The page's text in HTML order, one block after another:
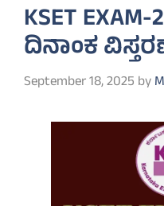
KSET
ದಿನಾಂಕ
September 18, 2025 by